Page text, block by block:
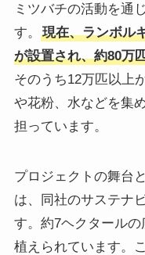
ミツバチの活動を通
す。
現在、ランボル
が設置され、約80万
そのうち12万匹以上
や花粉、水などを集
担っています。
プロジェクトの舞台
は、同社のサステナ
す。約7ヘクタール
植えられています。